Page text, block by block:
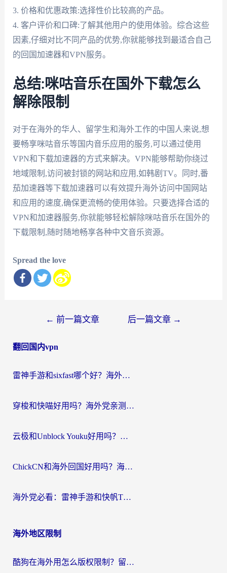
3. 价格和优惠政策:选择性价比较高的产品。
4. 客户评价和口碑:了解其他用户的使用体验。综合这些
因素,仔细对比不同产品的优势,你就能够找到最适合自己
的回国加速器和VPN服务。
总结:咪咕音乐在国外下载怎么
解除限制
对于在海外的华人、留学生和海外工作的中国人来说,想
要畅享咪咕音乐等国内音乐应用的服务,可以通过使用
VPN和下载加速器的方式来解决。VPN能够帮助你绕过
地域限制,访问被封锁的网站和应用,如韩剧TV。同时,番
茄加速器等下载加速器可以有效提升海外访问中国网站
和应用的速度,确保更流畅的使用体验。只要选择合适的
VPN和加速器服务,你就能够轻松解除咪咕音乐在国外的
下载限制,随时随地畅享各种中文音乐资源。
Spread the love
导
← 前一篇文章 后一篇文章 →
翻回国内vpn
雷神手游和sixfast哪个好？海外党亲测3款回国加速器，教你选对不踩坑
穿梭和快喵好用吗？海外党亲测：小众加速器对比+番茄加速器深度体验
云极和Unblock Youku好用吗？海外党亲测+2026回国加速器避坑指南
ChickCN和海外回国好用吗？海外党2026亲测：从手游到影音，选对加速器的3个关键
海外党必看：雷神手游和快帆TV版好用吗？3步选对回国加速器不踩坑
海外地区限制
酷狗在海外用怎么版权限制？留学生亲测：3步解决听国内音乐难题